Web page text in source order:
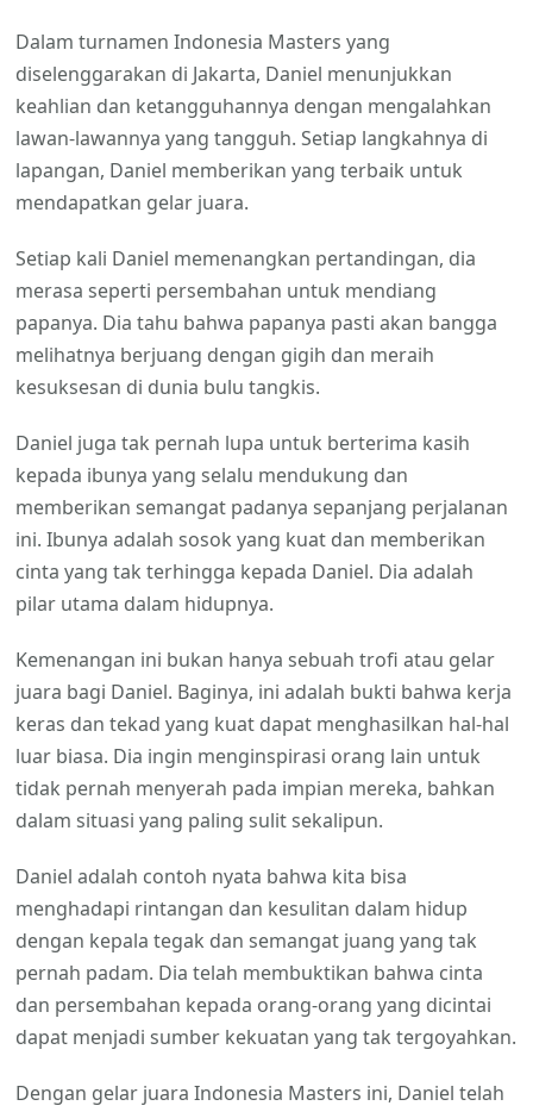
Dalam turnamen Indonesia Masters yang
diselenggarakan di Jakarta, Daniel menunjukkan
keahlian dan ketangguhannya dengan mengalahkan
lawan-lawannya yang tangguh. Setiap langkahnya di
lapangan, Daniel memberikan yang terbaik untuk
mendapatkan gelar juara.
Setiap kali Daniel memenangkan pertandingan, dia
merasa seperti persembahan untuk mendiang
papanya. Dia tahu bahwa papanya pasti akan bangga
melihatnya berjuang dengan gigih dan meraih
kesuksesan di dunia bulu tangkis.
Daniel juga tak pernah lupa untuk berterima kasih
kepada ibunya yang selalu mendukung dan
memberikan semangat padanya sepanjang perjalanan
ini. Ibunya adalah sosok yang kuat dan memberikan
cinta yang tak terhingga kepada Daniel. Dia adalah
pilar utama dalam hidupnya.
Kemenangan ini bukan hanya sebuah trofi atau gelar
juara bagi Daniel. Baginya, ini adalah bukti bahwa kerja
keras dan tekad yang kuat dapat menghasilkan hal-hal
luar biasa. Dia ingin menginspirasi orang lain untuk
tidak pernah menyerah pada impian mereka, bahkan
dalam situasi yang paling sulit sekalipun.
Daniel adalah contoh nyata bahwa kita bisa
menghadapi rintangan dan kesulitan dalam hidup
dengan kepala tegak dan semangat juang yang tak
pernah padam. Dia telah membuktikan bahwa cinta
dan persembahan kepada orang-orang yang dicintai
dapat menjadi sumber kekuatan yang tak tergoyahkan.
Dengan gelar juara Indonesia Masters ini, Daniel telah